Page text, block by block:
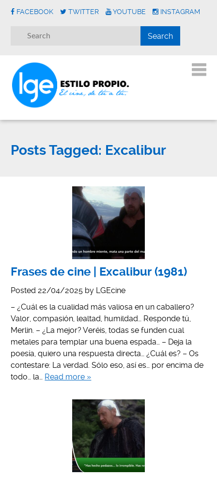
FACEBOOK TWITTER YOUTUBE INSTAGRAM
Posts Tagged: Excalibur
Frases de cine | Excalibur (1981)
Posted 22/04/2025 by LGEcine
– ¿Cuál es la cualidad más valiosa en un caballero?
Valor, compasión, lealtad, humildad… Responde tú,
Merlin. – ¿La mejor? Veréis, todas se funden cual
metales para templar una buena espada… – Deja la
poesía, quiero una respuesta directa… ¿Cuál es? – Os
contestare: La verdad. Sólo eso, así es… por encima de
todo… la… Read more »